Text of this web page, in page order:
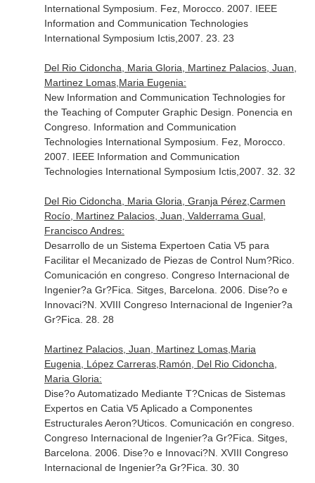
International Symposium. Fez, Morocco. 2007. IEEE
Information and Communication Technologies
International Symposium Ictis,2007. 23. 23
Del Rio Cidoncha, Maria Gloria, Martinez Palacios, Juan,
Martinez Lomas,Maria Eugenia:
New Information and Communication Technologies for
the Teaching of Computer Graphic Design. Ponencia en
Congreso. Information and Communication
Technologies International Symposium. Fez, Morocco.
2007. IEEE Information and Communication
Technologies International Symposium Ictis,2007. 32. 32
Del Rio Cidoncha, Maria Gloria, Granja Pérez,Carmen
Rocío, Martinez Palacios, Juan, Valderrama Gual,
Francisco Andres:
Desarrollo de un Sistema Expertoen Catia V5 para
Facilitar el Mecanizado de Piezas de Control Num?Rico.
Comunicación en congreso. Congreso Internacional de
Ingenier?a Gr?Fica. Sitges, Barcelona. 2006. Dise?o e
Innovaci?N. XVIII Congreso Internacional de Ingenier?a
Gr?Fica. 28. 28
Martinez Palacios, Juan, Martinez Lomas,Maria
Eugenia, López Carreras,Ramón, Del Rio Cidoncha,
Maria Gloria:
Dise?o Automatizado Mediante T?Cnicas de Sistemas
Expertos en Catia V5 Aplicado a Componentes
Estructurales Aeron?Uticos. Comunicación en congreso.
Congreso Internacional de Ingenier?a Gr?Fica. Sitges,
Barcelona. 2006. Dise?o e Innovaci?N. XVIII Congreso
Internacional de Ingenier?a Gr?Fica. 30. 30